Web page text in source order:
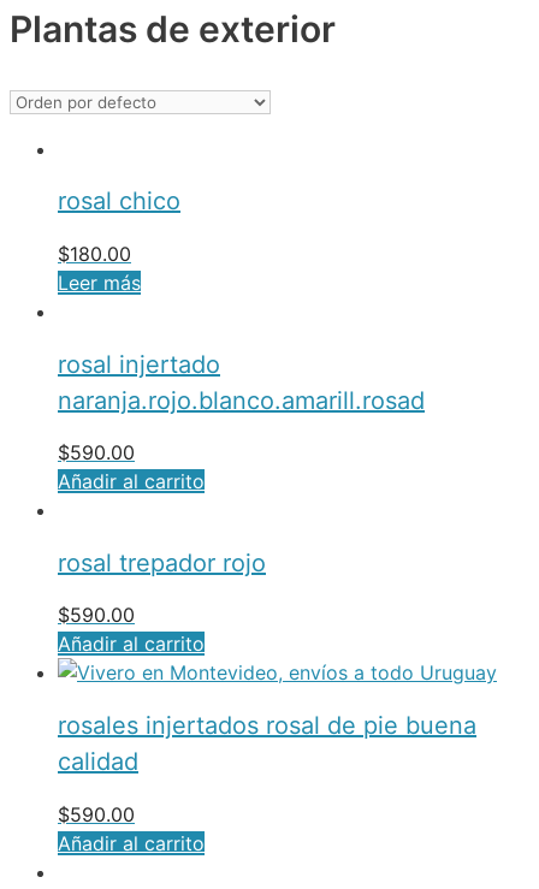
Plantas de exterior
rosal chico
$180.00
Leer más
rosal injertado
naranja.rojo.blanco.amarill.rosad
$590.00
Añadir al carrito
rosal trepador rojo
$590.00
Añadir al carrito
rosales injertados rosal de pie buena
calidad
$590.00
Añadir al carrito